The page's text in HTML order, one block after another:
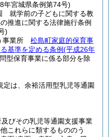
年宮城県条例第74号)
就学前の子どもに関する教
推進に関する法律施行条例
)
事業所 松島町家庭的保育事
基準を定める条例(平成26年
型保育事業に係る部分を除
定は、余裕活用型乳児等通園
びその乳児等通園支援事業
これらに類するもののう